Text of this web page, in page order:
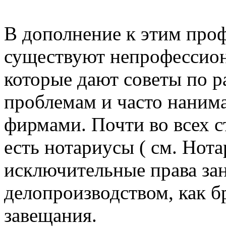
В дополнение к этим
существуют
которые дают советы по
проблемам и часто
фирмами. Почти во всех
есть нотариусы ( см.
исключительные права
делопроизводством, как
завещания.